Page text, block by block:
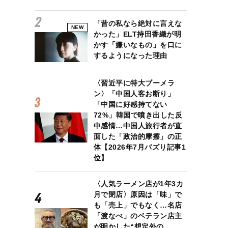
NEW
「昔の私なら絶対に言えな
かった」ELT持田香織が明
かす「嫌いなもの」を口に
するようになった理由
〈習近平に特大ブーメラ
ン〉「中国人客お断り」
「中国に好感持てない
72%」韓国で噴き出した反
中感情…中国人旅行者が直
面した「政治的摩擦」の正
体【2026年7月バズり記事1
位】
〈人気ラーメン店が1年3カ
月で閉店〉原因は「味」で
も「売上」でもなく…名店
「渡なべ」のベテラン店主
が明かした“想定外の